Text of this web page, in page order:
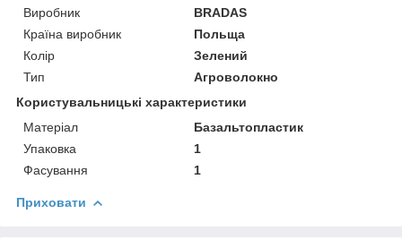
Виробник
BRADAS
Країна виробник
Польща
Колір
Зелений
Тип
Агроволокно
Користувальницькі характеристики
Матеріал
Базальтопластик
Упаковка
1
Фасування
1
Приховати